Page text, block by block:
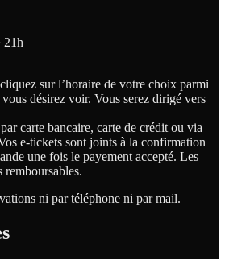
21h
sur l’horaire de votre choix parmi
désirez voir. Vous serez dirigé vers
carte bancaire, carte de crédit ou via
e-tickets sont joints à la confirmation
une fois le payement accepté. Les
remboursables.
ni par téléphone ni par mail.